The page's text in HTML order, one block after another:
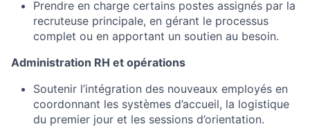
Prendre en charge certains postes assignés par la
recruteuse principale, en gérant le processus
complet ou en apportant un soutien au besoin.
Administration RH et opérations
Soutenir l’intégration des nouveaux employés en
coordonnant les systèmes d’accueil, la logistique
du premier jour et les sessions d’orientation.